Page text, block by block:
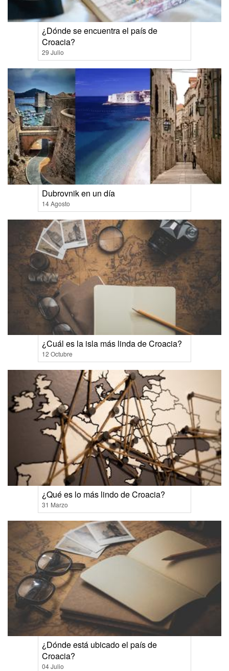
¿Dónde se encuentra el país de
Croacia?
29 Julio
Dubrovnik en un día
14 Agosto
¿Cuál es la isla más linda de Croacia?
12 Octubre
¿Qué es lo más lindo de Croacia?
31 Marzo
¿Dónde está ubicado el país de
Croacia?
04 Julio